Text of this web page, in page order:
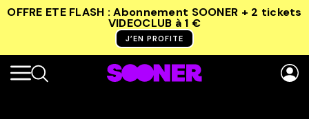
OFFRE ETE FLASH : Abonnement SOONER + 2 tickets
VIDEOCLUB à 1 €
J’EN PROFITE